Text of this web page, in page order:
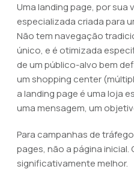
Uma landing page, por sua
especializada criada para
Não tem navegação
único, e é otimizada
de um público-alvo bem
um shopping center
a landing page é uma loja
uma mensagem, um
Para campanhas de
pages, não a página inicial.
significativamente melhor.